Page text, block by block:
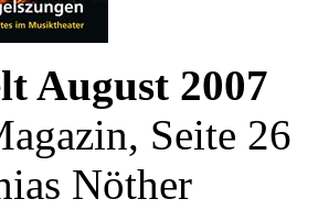
August 2007
Seite 26
Nöther